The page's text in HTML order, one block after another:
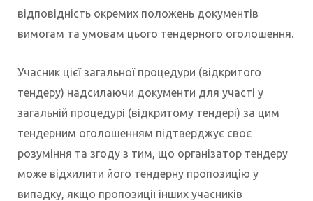
відповідність окремих положень документів
вимогам та умовам цього тендерного оголошення.
Учасник цієї загальної процедури (відкритого
тендеру) надсилаючи документи для участі у
загальній процедурі (відкритому тендері) за цим
тендерним оголошенням підтверджує своє
розуміння та згоду з тим, що організатор тендеру
може відхилити його тендерну пропозицію у
випадку, якщо пропозиції інших учасників